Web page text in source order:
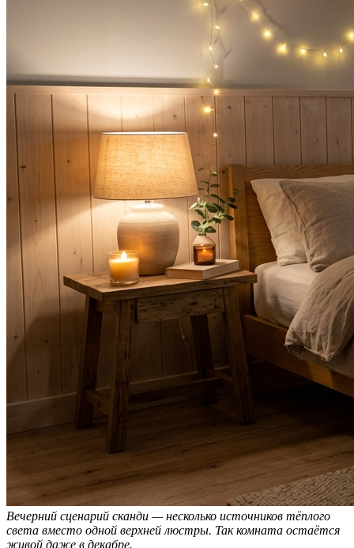
Вечерний сценарий сканди — несколько источников тёплого
света вместо одной верхней люстры. Так комната остаётся
живой даже в декабре.